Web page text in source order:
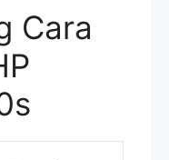
Cara